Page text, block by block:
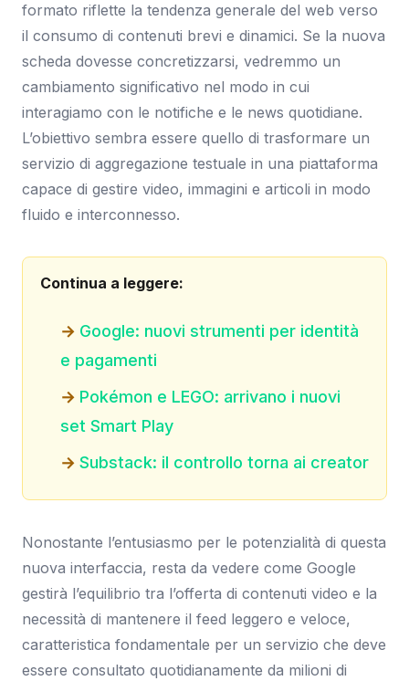
formato riflette la tendenza generale del web verso
il consumo di contenuti brevi e dinamici. Se la nuova
scheda dovesse concretizzarsi, vedremmo un
cambiamento significativo nel modo in cui
interagiamo con le notifiche e le news quotidiane.
L’obiettivo sembra essere quello di trasformare un
servizio di aggregazione testuale in una piattaforma
capace di gestire video, immagini e articoli in modo
fluido e interconnesso.
Continua a leggere:
Google: nuovi strumenti per identità
e pagamenti
Pokémon e LEGO: arrivano i nuovi
set Smart Play
Substack: il controllo torna ai creator
Nonostante l’entusiasmo per le potenzialità di questa
nuova interfaccia, resta da vedere come Google
gestirà l’equilibrio tra l’offerta di contenuti video e la
necessità di mantenere il feed leggero e veloce,
caratteristica fondamentale per un servizio che deve
essere consultato quotidianamente da milioni di